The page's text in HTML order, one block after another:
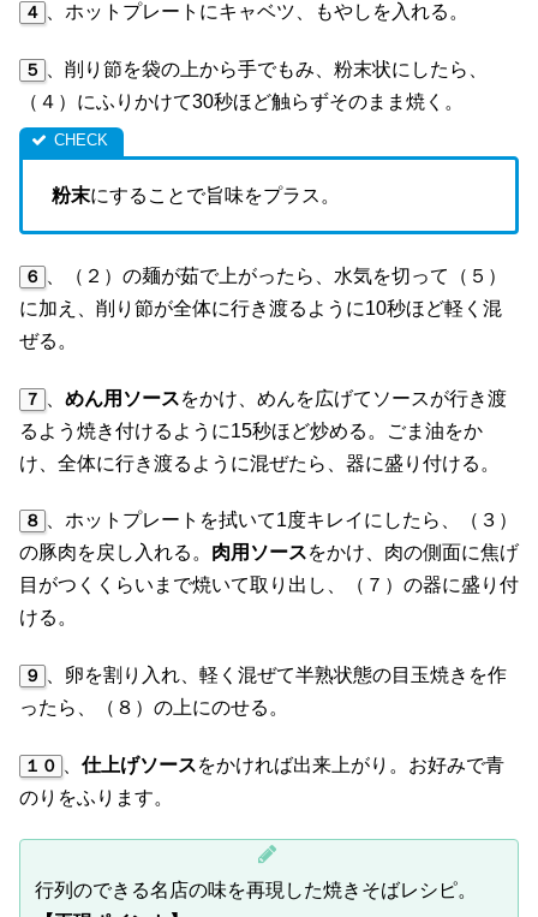
４ 、ホットプレートにキャベツ、もやしを入れる。
５ 、削り節を袋の上から手でもみ、粉末状にしたら、
（４）にふりかけて30秒ほど触らずそのまま焼く。
粉末にすることで旨味をプラス。
６ 、（２）の麺が茹で上がったら、水気を切って（５）
に加え、削り節が全体に行き渡るように10秒ほど軽く混
ぜる。
７ 、 めん用ソースをかけ、めんを広げてソースが行き渡
るよう焼き付けるように15秒ほど炒める。ごま油をか
け、全体に行き渡るように混ぜたら、器に盛り付ける。
８ 、ホットプレートを拭いて1度キレイにしたら、（３）
の豚肉を戻し入れる。 肉用ソースをかけ、肉の側面に焦げ
目がつくくらいまで焼いて取り出し、（７）の器に盛り付
ける。
９ 、卵を割り入れ、軽く混ぜて半熟状態の目玉焼きを作
ったら、（８）の上にのせる。
１０ 、 仕上げソースをかければ出来上がり。お好みで青
のりをふります。
行列のできる名店の味を再現した焼きそばレシピ。